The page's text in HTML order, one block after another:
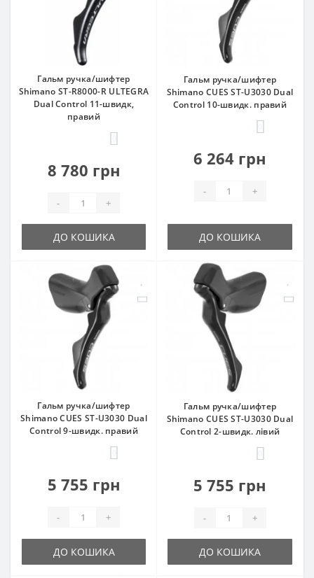
Гальм ручка/шифтер
Shimano ST-R8000-R ULTEGRA
Dual Control 11-швидк,
правий
8 780 грн
- +
ДО КОШИКА
Гальм ручка/шифтер
Shimano CUES ST-U3030 Dual
Control 10-швидк. правий
6 264 грн
- +
ДО КОШИКА
Гальм ручка/шифтер
Shimano CUES ST-U3030 Dual
Control 9-швидк. правий
5 755 грн
- +
ДО КОШИКА
Гальм ручка/шифтер
Shimano CUES ST-U3030 Dual
Control 2-швидк. лівий
5 755 грн
- +
ДО КОШИКА